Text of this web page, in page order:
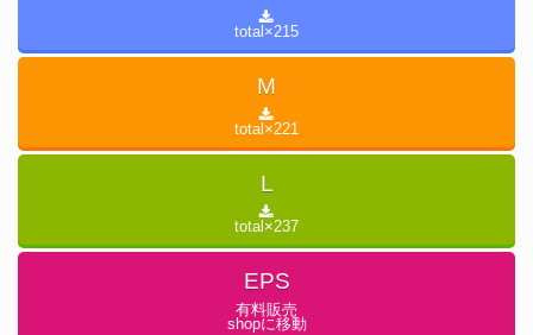
total×215
M
total×221
L
total×237
EPS
有料販売
shopに移動